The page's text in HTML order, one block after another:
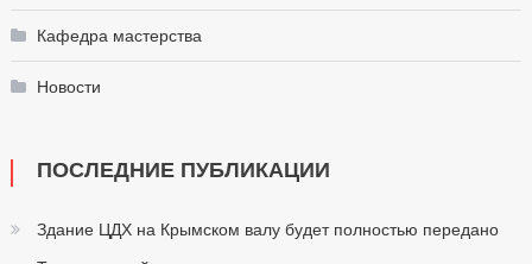
Кафедра мастерства
Новости
ПОСЛЕДНИЕ ПУБЛИКАЦИИ
Здание ЦДХ на Крымском валу будет полностью передано